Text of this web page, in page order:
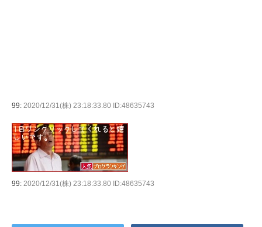
99: 2020/12/31(株) 23:18:33.80 ID:48635743
99: 2020/12/31(株) 23:18:33.80 ID:48635743